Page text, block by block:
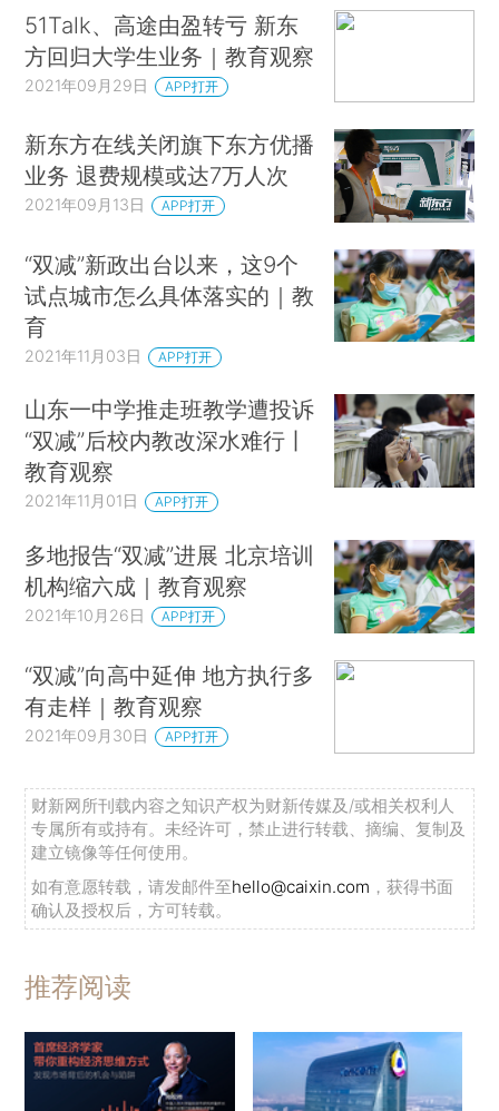
51Talk、高途由盈转亏 新东
方回归大学生业务｜教育观察
2021年09月29日 APP打开
新东方在线关闭旗下东方优播
业务 退费规模或达7万人次
2021年09月13日 APP打开
“双减”新政出台以来，这9个
试点城市怎么具体落实的｜教
育
2021年11月03日 APP打开
山东一中学推走班教学遭投诉
“双减”后校内教改深水难行丨
教育观察
2021年11月01日 APP打开
多地报告“双减”进展 北京培训
机构缩六成｜教育观察
2021年10月26日 APP打开
“双减”向高中延伸 地方执行多
有走样｜教育观察
2021年09月30日 APP打开
财新网所刊载内容之知识产权为财新传媒及/或相关权利人
专属所有或持有。未经许可，禁止进行转载、摘编、复制及
建立镜像等任何使用。
如有意愿转载，请发邮件至hello@caixin.com ，获得书面
确认及授权后，方可转载。
推荐阅读